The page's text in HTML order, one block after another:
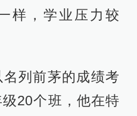
样，学业压力较
列前茅的成绩考
20个班，他在特